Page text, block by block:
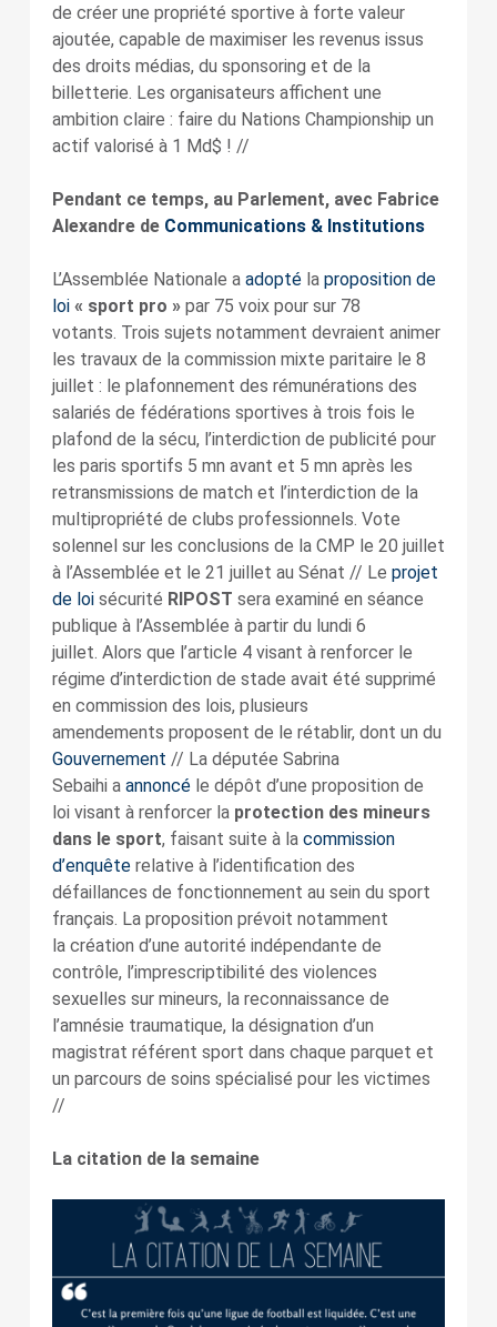
de créer une propriété sportive à forte valeur
ajoutée, capable de maximiser les revenus issus
des droits médias, du sponsoring et de la
billetterie. Les organisateurs affichent une
ambition claire : faire du Nations Championship un
actif valorisé à 1 Md$ ! //
Pendant ce temps, au Parlement, avec Fabrice
Alexandre de Communications & Institutions
L’Assemblée Nationale a adoptéla proposition de
loi « sport pro »par 75 voix pour sur 78
votants. Trois sujets notamment devraient animer
les travaux de la commission mixte paritaire le 8
juillet : le plafonnement des rémunérations des
salariés de fédérations sportives à trois fois le
plafond de la sécu, l’interdiction de publicité pour
les paris sportifs 5 mn avant et 5 mn après les
retransmissions de match et l’interdiction de la
multipropriété de clubs professionnels. Vote
solennel sur les conclusions de la CMP le 20 juillet
à l’Assemblée et le 21 juillet au Sénat // Le projet
de loisécurité RIPOST sera examiné en séance
publique à l’Assemblée à partir du lundi 6
juillet. Alors que l’article 4 visant à renforcer le
régime d’interdiction de stade avait été supprimé
en commission des lois, plusieurs
amendements proposent de le rétablir, dont un du
Gouvernement // La députée Sabrina
Sebaihi a annoncéle dépôt d’une proposition de
loi visant à renforcer la protection des mineurs
dans le sport, faisant suite à la commission
d’enquêterelative à l’identification des
défaillances de fonctionnement au sein du sport
français. La proposition prévoit notamment
la création d’une autorité indépendante de
contrôle, l’imprescriptibilité des violences
sexuelles sur mineurs, la reconnaissance de
l’amnésie traumatique, la désignation d’un
magistrat référent sport dans chaque parquet et
un parcours de soins spécialisé pour les victimes
//
La citation de la semaine